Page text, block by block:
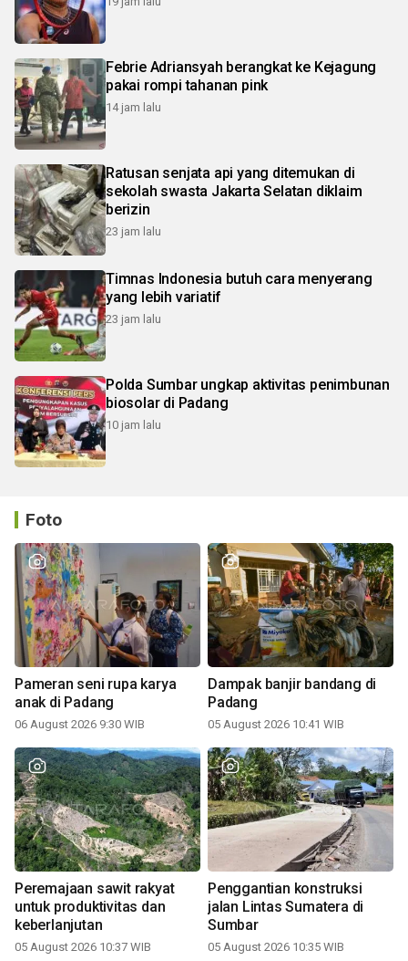
Febrie Adriansyah berangkat ke Kejagung
pakai rompi tahanan pink
14 jam lalu
Ratusan senjata api yang ditemukan di
sekolah swasta Jakarta Selatan diklaim
berizin
23 jam lalu
Timnas Indonesia butuh cara menyerang
yang lebih variatif
23 jam lalu
Polda Sumbar ungkap aktivitas penimbunan
biosolar di Padang
10 jam lalu
Foto
Pameran seni rupa karya
anak di Padang
06 August 2026 9:30 WIB
Dampak banjir bandang di
Padang
05 August 2026 10:41 WIB
Peremajaan sawit rakyat
untuk produktivitas dan
keberlanjutan
05 August 2026 10:37 WIB
Penggantian konstruksi
jalan Lintas Sumatera di
Sumbar
05 August 2026 10:35 WIB